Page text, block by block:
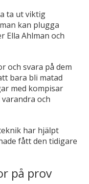
ta ut viktig
kan plugga
Ella Ahlman och
och svara på dem
bara bli matad
med kompisar
och
har hjälpt
fått den tidigare
på prov